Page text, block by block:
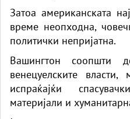
Затоа американската
време неопходна,
политички непријатна.
Вашингтон соопшти
венецуелските
испраќајќи
материјали и